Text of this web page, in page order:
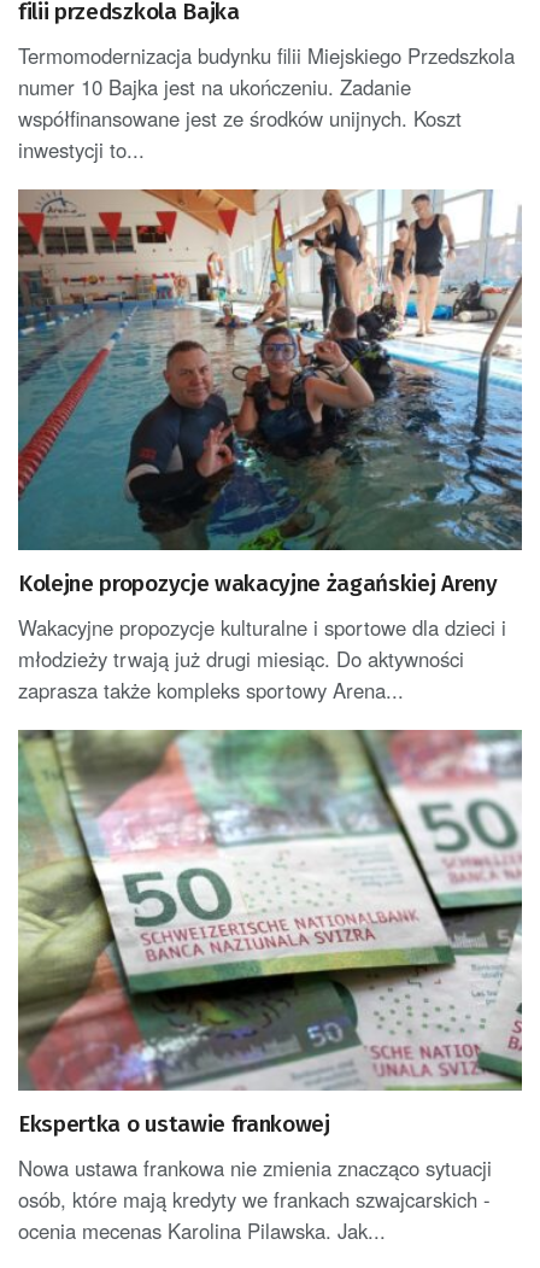
filii przedszkola Bajka
Termomodernizacja budynku filii Miejskiego Przedszkola
numer 10 Bajka jest na ukończeniu. Zadanie
współfinansowane jest ze środków unijnych. Koszt
inwestycji to...
Kolejne propozycje wakacyjne żagańskiej Areny
Wakacyjne propozycje kulturalne i sportowe dla dzieci i
młodzieży trwają już drugi miesiąc. Do aktywności
zaprasza także kompleks sportowy Arena...
Ekspertka o ustawie frankowej
Nowa ustawa frankowa nie zmienia znacząco sytuacji
osób, które mają kredyty we frankach szwajcarskich -
ocenia mecenas Karolina Pilawska. Jak...